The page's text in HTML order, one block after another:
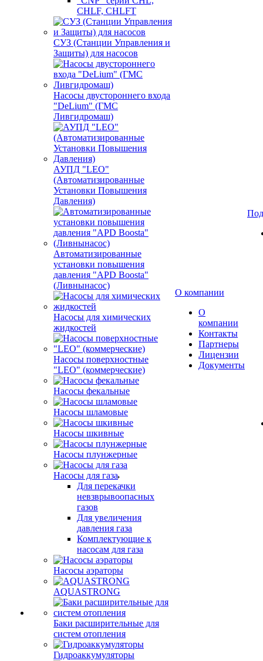
CHLF, CHLFT
СУЗ (Станции Управления и
Защиты) для насосов
Насосы двустороннего входа
"DeLium" (ГМС
Ливгидромаш)
АУПД "LEO"
(Автоматизированные
Установки Повышения
Давления)
Автоматизированные
установки повышения
давления "APD Boosta"
(Ливнынасос)
Насосы для химических
жидкостей
Насосы поверхностные
"LEO" (коммерческие)
Насосы фекальные
Насосы шламовые
Насосы шкивные
Насосы плунжерные
Насосы для газа
Для перекачки
невзврывоопасных
газов
Для увеличения
давления газа
Комплектующие к
насосам для газа
Насосы аэраторы
AQUASTRONG
Баки расширительные для
систем отопления
Гидроаккумуляторы
О компании
О
компании
Контакты
Партнеры
Лицензии
Документы